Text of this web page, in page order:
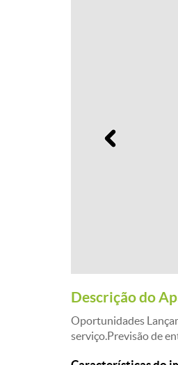
Descrição do
Oportunidades
serviço.Previsão de